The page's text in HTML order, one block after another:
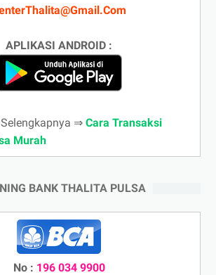
APLIKASI ANDROID :
⇒ Cara Transaksi
Murah
BANK THALITA PULSA
No : 196 034 9900